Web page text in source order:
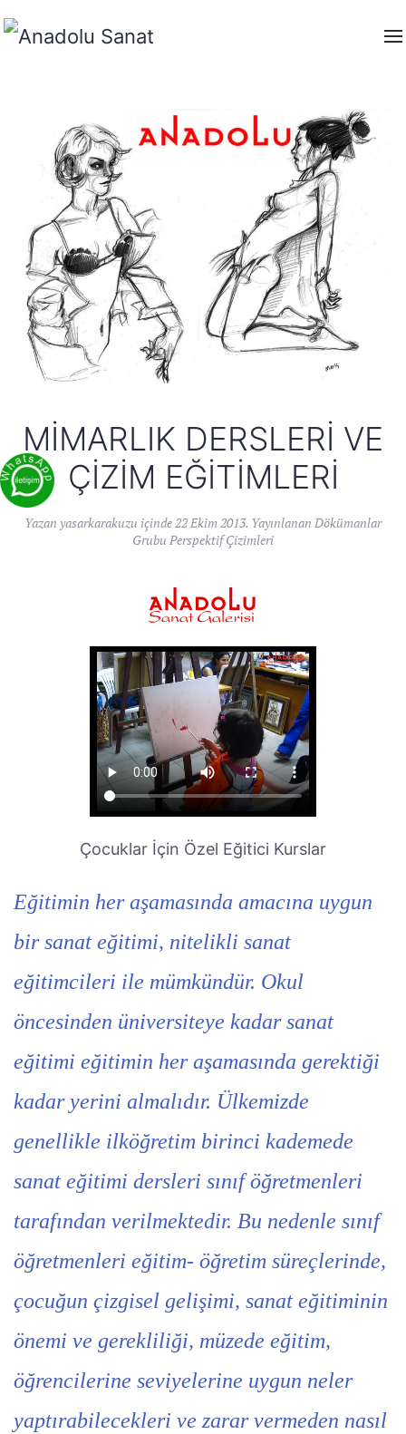
MIMARLIK DERSLERI VE
ÇIZIM EĞITIMLERI
Yazan yasarkarakuzu içinde 22 Ekim 2013. Yayınlanan Dökümanlar
Grubu Perspektif Çizimleri
Çocuklar İçin Özel Eğitici Kurslar
Eğitimin her aşamasında amacına uygun
bir sanat eğitimi, nitelikli sanat
eğitimcileri ile mümkündür. Okul
öncesinden üniversiteye kadar sanat
eğitimi eğitimin her aşamasında gerektiği
kadar yerini almalıdır. Ülkemizde
genellikle ilköğretim birinci kademede
sanat eğitimi dersleri sınıf öğretmenleri
tarafından verilmektedir. Bu nedenle sınıf
öğretmenleri eğitim- öğretim süreçlerinde,
çocuğun çizgisel gelişimi, sanat eğitiminin
önemi ve gerekliliği, müzede eğitim,
öğrencilerine seviyelerine uygun neler
yaptırabilecekleri ve zarar vermeden nasıl